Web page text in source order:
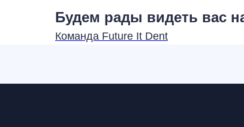
Будем рады видеть вас
Команда Future It Dent